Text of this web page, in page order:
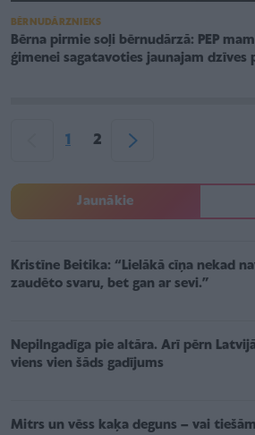
BĒRNUDĀRZNIEKS
Bērna pirmie soļi bērnudārzā: PEP
ģimenei sagatavoties jaunajam dzīves
1 2
Jaunākie
Kristīne Beitika: “Lielākā cīņa nekad
zaudēto svaru, bet gan ar sevi.”
Nepilngadīga pie altāra. Arī pērn
viens vien šāds gadījums
Mitrs un vēss kaķa deguns – vai